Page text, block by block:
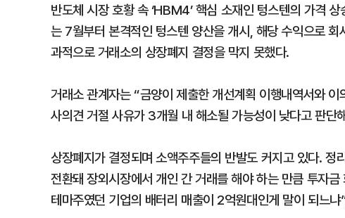
반도체 시장 호황 속 ‘HBM4’ 핵심 소재인 텅스텐의 가격
는 7월부터 본격적인 텅스텐 양산을 개시, 해당 수익으로
과적으로 거래소의 상장폐지 결정을 막지 못했다.
거래소 관계자는 “금양이 제출한 개선계획 이행내역서와
사의견 거절 사유가 3개월 내 해소될 가능성이 낮다고 판단
상장폐지가 결정되며 소액주주들의 반발도 커지고 있다.
전환돼 장외시장에서 개인 간 거래를 해야 하는 만큼 투자
테마주였던 기업의 배터리 매출이 2억원대인게 말이 되느